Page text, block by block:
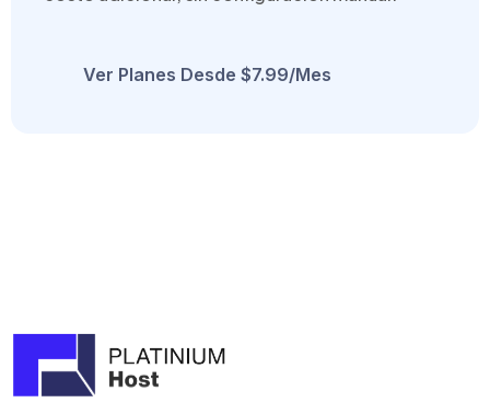
Ver Planes Desde $7.99/mes